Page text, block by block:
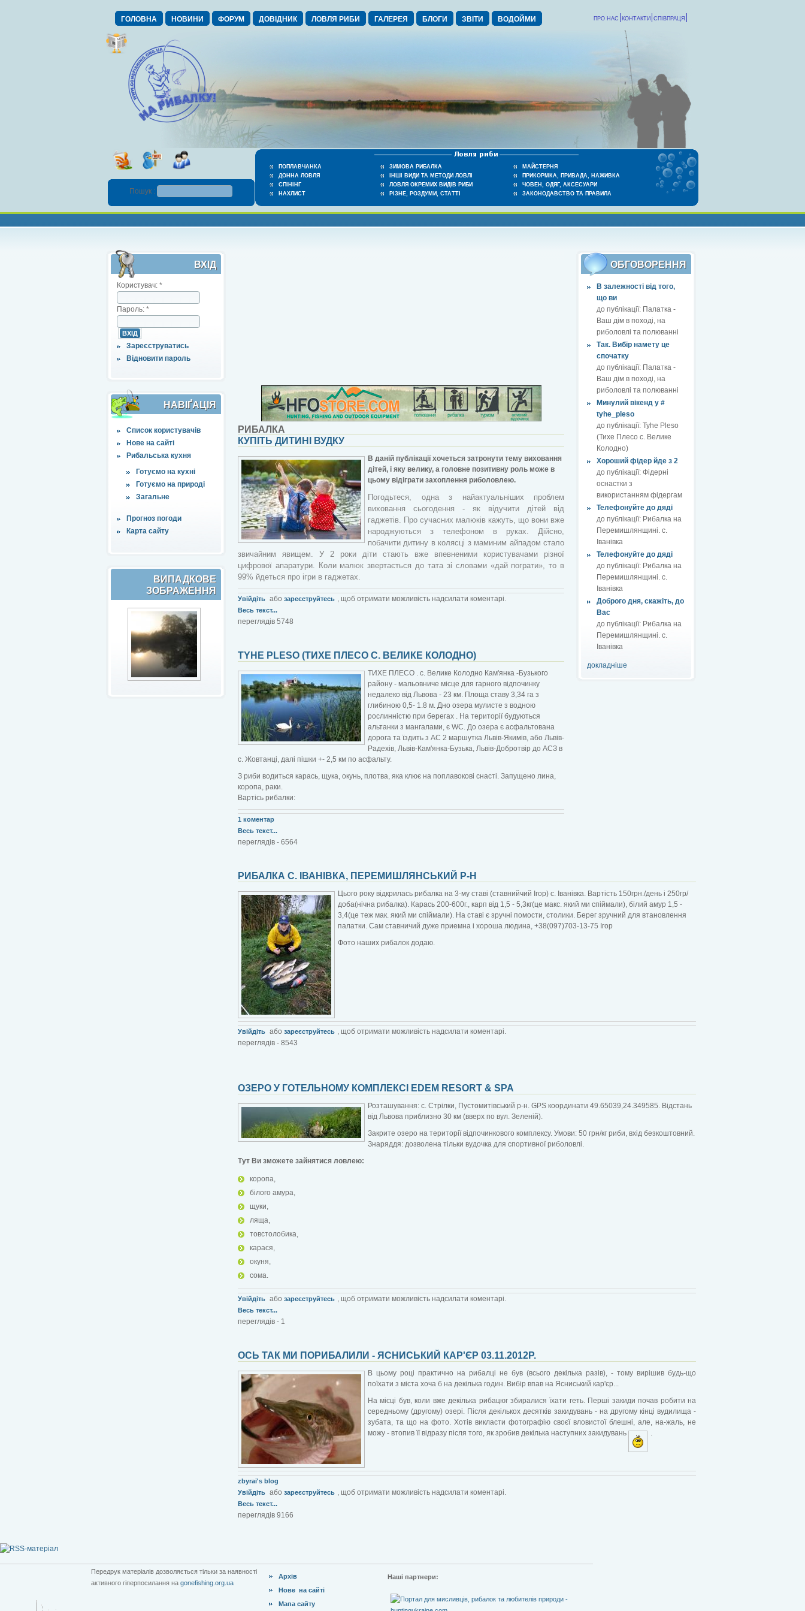
ГОЛОВНА НОВИНИ ФОРУМ ДОВІДНИК ЛОВЛЯ РИБИ ГАЛЕРЕЯ БЛОГИ ЗВІТИ ВОДОЙМИ СПІВПРАЦЯ
КОНТАКТИ
ПРО НАС
ПОПЛАВЧАНКА
ДОННА ЛОВЛЯ
СПІНІНГ
НАХЛИСТ
ЗИМОВА РИБАЛКА
ІНШІ ВИДИ ТА МЕТОДИ ЛОВЛІ
ЛОВЛЯ ОКРЕМИХ ВИДІВ РИБИ
РІЗНЕ, РОЗДУМИ, СТАТТІ
МАЙСТЕРНЯ
ПРИКОРМКА, ПРИВАДА, НАЖИВКА
ЧОВЕН, ОДЯГ, АКСЕСУАРИ
ЗАКОНОДАВСТВО ТА ПРАВИЛА
Пошук :
ВХІД
Користувач: *
Пароль: *
Зареєструватись
Відновити пароль
НАВІҐАЦІЯ
Список користувачів
Нове на сайті
Рибальська кухня
Готуємо на кухні
Готуємо на природі
Загальне
Прогноз погоди
Карта сайту
ВИПАДКОВЕ
ЗОБРАЖЕННЯ
ОБГОВОРЕННЯ
В залежності від того,
що ви
до публікації: Палатка -
Ваш дім в поході, на
риболовлі та полюванні
Так. Вибір намету це
спочатку
до публікації: Палатка -
Ваш дім в поході, на
риболовлі та полюванні
Минулий вікенд у #
tyhe_pleso
до публікації: Tyhe Pleso
(Тихе Плесо с. Велике
Колодно)
Хороший фідер йде з 2
до публікації: Фідерні
оснастки з
використанням фідергам
Телефонуйте до дяді
до публікації: Рибалка на
Перемишлянщині. с.
Іванівка
Телефонуйте до дяді
до публікації: Рибалка на
Перемишлянщині. с.
Іванівка
Доброго дня, скажіть, до
Вас
до публікації: Рибалка на
Перемишлянщині. с.
Іванівка
докладніше
РИБАЛКА
КУПІТЬ ДИТИНІ ВУДКУ
В даній публікації хочеться затронути тему виховання
дітей, і яку велику, а головне позитивну роль може в
цьому відіграти захоплення риболовлею.
Погодьтеся, одна з найактуальніших проблем
виховання сьогодення - як відучити дітей від
гаджетів. Про сучасних малюків кажуть, що вони вже
народжуються з телефоном в руках. Дійсно,
побачити дитину в колясці з маминим айпадом стало
звичайним явищем. У 2 роки діти стають вже впевненими користувачами різної
цифрової апаратури. Коли малюк звертається до тата зі словами «дай пограти», то в
99% йдеться про ігри в гаджетах.
Увійдіть або зареєструйтесь , щоб отримати можливість надсилати коментарі.
Весь текст...
переглядів 5748
TYHE PLESO (ТИХЕ ПЛЕСО С. ВЕЛИКЕ КОЛОДНО)
ТИХЕ ПЛЕСО . с. Велике Колодно Кам'янка -Бузького
району - мальовниче місце для гарного відпочинку
недалеко від Львова - 23 км. Площа ставу 3,34 га з
глибиною 0,5- 1.8 м. Дно озера мулисте з водною
рослинністю при берегах . На території будуються
альтанки з мангалами, є WC. До озера є асфальтована
дорога та їздить з АС 2 маршутка Львів-Якимів, або Львів-
Радехів, Львів-Кам'янка-Бузька, Львів-Добротвір до АСЗ в
с. Жовтанці, далі пішки +- 2,5 км по асфальту.
З риби водиться карась, щука, окунь, плотва, яка клює на поплавокові снасті. Запущено лина,
коропа, раки.
Вартісь рибалки:
1 коментар
Весь текст...
переглядів - 6564
РИБАЛКА С. ІВАНІВКА, ПЕРЕМИШЛЯНСЬКИЙ Р-Н
Цього року відкрилась рибалка на 3-му ставі (ставнийчий Ігор) с. Іванівка. Вартість 150грн./день і 250гр/
доба(нічна рибалка). Карась 200-600г., карп від 1,5 - 5,3кг(це макс. який ми спіймали), білий амур 1,5 -
3,4(це теж мак. який ми спіймали). На ставі є зручні помости, столики. Берег зручний для втановлення
палатки. Сам ставничий дуже приемна і хороша людина, +38(097)703-13-75 Ігор
Фото наших рибалок додаю.
Увійдіть або зареєструйтесь , щоб отримати можливість надсилати коментарі.
переглядів - 8543
ОЗЕРО У ГОТЕЛЬНОМУ КОМПЛЕКСІ EDEM RESORT & SPA
Розташування: с. Стрілки, Пустомитівський р-н. GPS координати 49.65039,24.349585. Відстань
від Львова приблизно 30 км (вверх по вул. Зеленій).
Закрите озеро на території відпочинкового комплексу. Умови: 50 грн/кг риби, вхід безкоштовний.
Знаряддя: дозволена тільки вудочка для спортивної риболовлі.
Тут Ви зможете зайнятися ловлею:
коропа,
білого амура,
щуки,
ляща,
товстолобика,
карася,
окуня,
сома.
Увійдіть або зареєструйтесь , щоб отримати можливість надсилати коментарі.
Весь текст...
переглядів - 1
ОСЬ ТАК МИ ПОРИБАЛИЛИ - ЯСНИСЬКИЙ КАР'ЄР 03.11.2012Р.
В цьому році практично на рибалці не був (всього декілька разів), - тому вирішив будь-що
поїхати з міста хоча б на декілька годин. Вибір впав на Ясниський кар'єр...
На місці був, коли вже декілька рибацюг збиралися їхати геть. Перші закиди почав робити на
середньому (другому) озері. Після декількох десятків закидувань - на другому кінці вудилища -
зубата, та що на фото. Хотів викласти фотографію своєї вловистої блешні, але, на-жаль, не
можу - втопив її відразу після того, як зробив декілька наступних закидувань
.
zbyrai's blog
Увійдіть або зареєструйтесь , щоб отримати можливість надсилати коментарі.
Весь текст...
переглядів 9166
Передрук матеріалів дозволяється тільки за наявності
активного гіперпосилання на gonefishing.org.ua
Архів
Нове на сайті
Мапа сайту
Наші партнери: